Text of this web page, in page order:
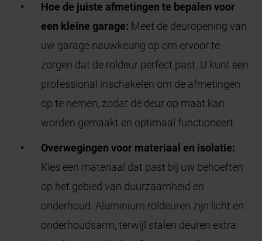
Hoe de juiste afmetingen te bepalen voor
een kleine garage: Meet de deuropening van
uw garage nauwkeurig op om ervoor te
zorgen dat de roldeur perfect past. U kunt een
professional inschakelen om de afmetingen
op te nemen, zodat de deur op maat kan
worden gemaakt en optimaal functioneert.
Overwegingen voor materiaal en isolatie:
Kies een materiaal dat past bij uw behoeften
op het gebied van duurzaamheid en
onderhoud. Aluminium roldeuren zijn licht en
onderhoudsarm, terwijl stalen deuren extra